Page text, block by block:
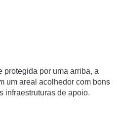
protegida por uma arriba, a
um areal acolhedor com bons
infraestruturas de apoio.